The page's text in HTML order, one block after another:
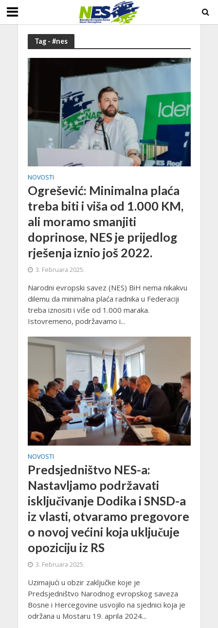
Tag - #nes
NOVOSTI
Ogrešević: Minimalna plaća
treba biti i viša od 1.000 KM,
ali moramo smanjiti
doprinose, NES je prijedlog
rješenja iznio još 2022.
3. Februara 2025.
Narodni evropski savez (NES) BiH nema nikakvu
dilemu da minimalna plaća radnika u Federaciji
treba iznositi i više od 1.000 maraka.
Istovremeno, podržavamo i...
NOVOSTI
Predsjedništvo NES-a:
Nastavljamo podržavati
isključivanje Dodika i SNSD-a
iz vlasti, otvaramo pregovore
o novoj većini koja uključuje
opoziciju iz RS
3. Februara 2025.
Uzimajući u obzir zaključke koje je
Predsjedništvo Narodnog evropskog saveza
Bosne i Hercegovine usvojilo na sjednici koja je
održana u Mostaru 19. aprila 2024...